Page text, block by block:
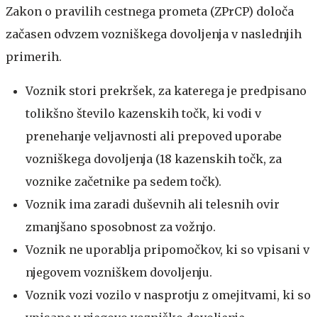
Zakon o pravilih cestnega prometa (ZPrCP) določa
začasen odvzem vozniškega dovoljenja v naslednjih
primerih.
Voznik stori prekršek, za katerega je predpisano
tolikšno število kazenskih točk, ki vodi v
prenehanje veljavnosti ali prepoved uporabe
vozniškega dovoljenja (18 kazenskih točk, za
voznike začetnike pa sedem točk).
Voznik ima zaradi duševnih ali telesnih ovir
zmanjšano sposobnost za vožnjo.
Voznik ne uporablja pripomočkov, ki so vpisani v
njegovem vozniškem dovoljenju.
Voznik vozi vozilo v nasprotju z omejitvami, ki so